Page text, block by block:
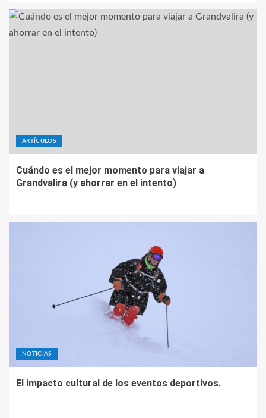
ARTÍCULOS
Cuándo es el mejor momento para viajar a
Grandvalira (y ahorrar en el intento)
NOTICIAS
El impacto cultural de los eventos deportivos.